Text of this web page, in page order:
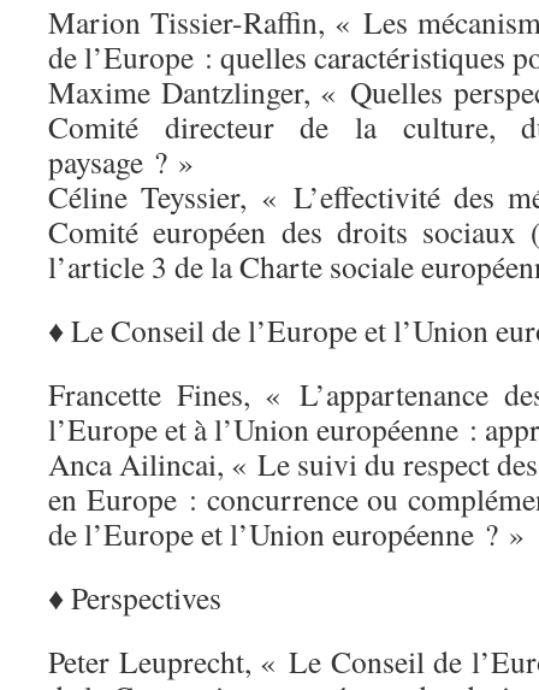
Marion Tissier-Raffin, « Les
de l’Europe : quelles caractéristiques
Maxime Dantzlinger, « Quelles
Comité directeur de la culture,
paysage ? »
Céline Teyssier, « L’effectivité des
Comité européen des droits
l’article 3 de la Charte sociale
♦ Le Conseil de l’Europe et l’Union
Francette Fines, « L’appartenance
l’Europe et à l’Union européenne :
Anca Ailincai, « Le suivi du respect
en Europe : concurrence ou
de l’Europe et l’Union européenne ? »
♦ Perspectives
Peter Leuprecht, « Le Conseil de